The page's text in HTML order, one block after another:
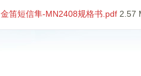
金笛短信隼-MN2408规格书.pdf 2.57